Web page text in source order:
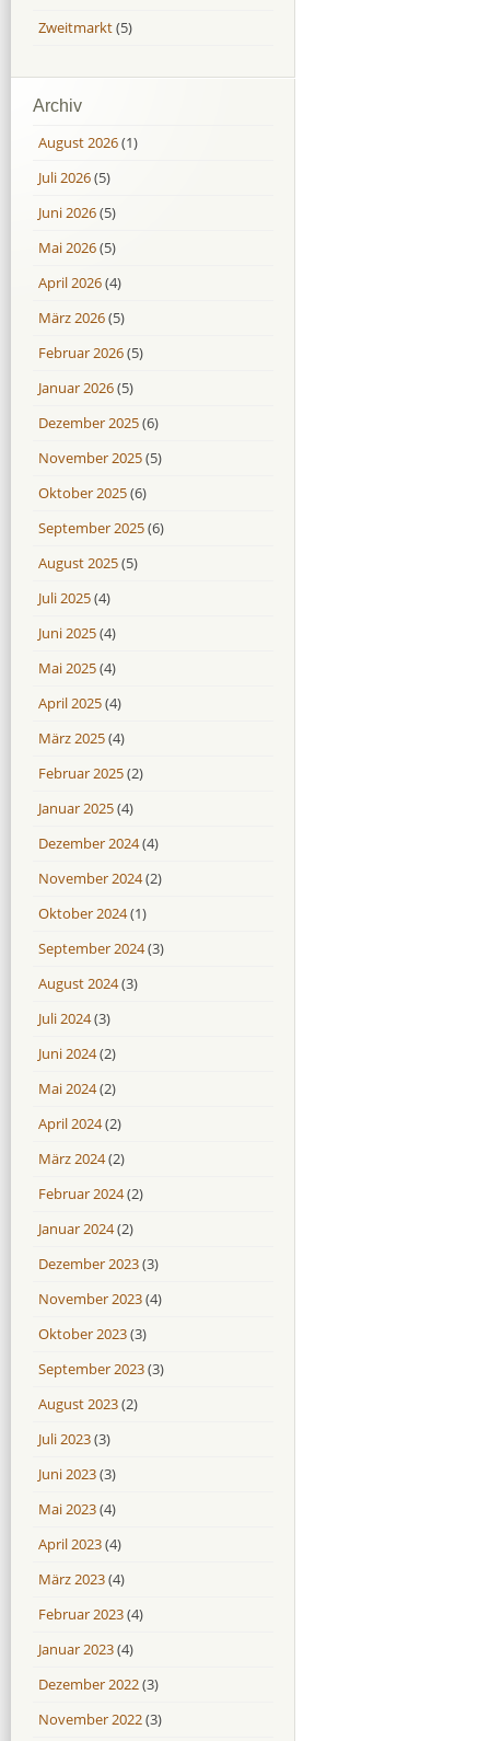
Zweitmarkt(5)
Archiv
August 2026(1)
Juli 2026(5)
Juni 2026(5)
Mai 2026(5)
April 2026(4)
März 2026(5)
Februar 2026(5)
Januar 2026(5)
Dezember 2025(6)
November 2025(5)
Oktober 2025(6)
September 2025(6)
August 2025(5)
Juli 2025(4)
Juni 2025(4)
Mai 2025(4)
April 2025(4)
März 2025(4)
Februar 2025(2)
Januar 2025(4)
Dezember 2024(4)
November 2024(2)
Oktober 2024(1)
September 2024(3)
August 2024(3)
Juli 2024(3)
Juni 2024(2)
Mai 2024(2)
April 2024(2)
März 2024(2)
Februar 2024(2)
Januar 2024(2)
Dezember 2023(3)
November 2023(4)
Oktober 2023(3)
September 2023(3)
August 2023(2)
Juli 2023(3)
Juni 2023(3)
Mai 2023(4)
April 2023(4)
März 2023(4)
Februar 2023(4)
Januar 2023(4)
Dezember 2022(3)
November 2022(3)